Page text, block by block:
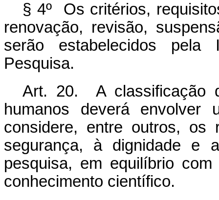
§ 4º Os critérios,
renovação, revisão,
serão estabelecidos
Pesquisa.
Art. 20. A classificação
humanos deverá envolver
considere, entre outros,
segurança, à dignidade e
pesquisa, em equilíbrio
conhecimento científico.